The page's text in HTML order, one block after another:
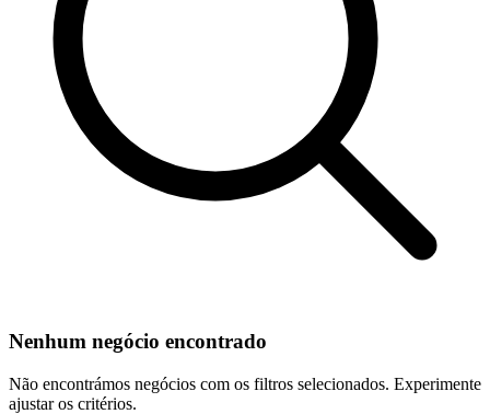
Nenhum negócio encontrado
Não encontrámos negócios com os filtros selecionados. Experimente
ajustar os critérios.